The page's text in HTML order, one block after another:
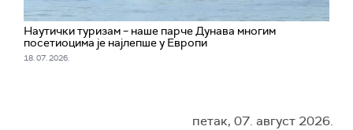
Наутички туризам – наше парче Дунава многим
посетиоцима је најлепше у Европи
18. 07. 2026.
петак, 07. август 2026.